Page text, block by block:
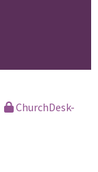
ChurchDesk-